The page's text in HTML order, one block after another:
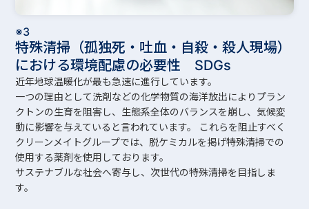
※3
特殊清掃（孤独死・吐血・自殺・殺人現場）
における環境配慮の必要性 SDGs
近年地球温暖化が最も急速に進行しています。
一つの理由として洗剤などの化学物質の海洋放出によりプラン
クトンの生育を阻害し、生態系全体のバランスを崩し、気候変
動に影響を与えていると言われています。 これらを阻止すべく
クリーンメイトグループでは、脱ケミカルを掲げ特殊清掃での
使用する薬剤を使用しております。
サステナブルな社会へ寄与し、次世代の特殊清掃を目指しま
す。